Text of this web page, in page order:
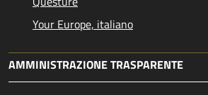
Your Europe, italiano
AMMINISTRAZIONE TRASPARENTE